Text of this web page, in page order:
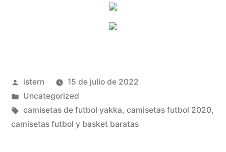
Publicado
por
istern
15 de julio de 2022
Publicado
en
Uncategorized
Etiquetas:
camisetas de futbol yakka, camisetas futbol 2020,
camisetas futbol y basket baratas